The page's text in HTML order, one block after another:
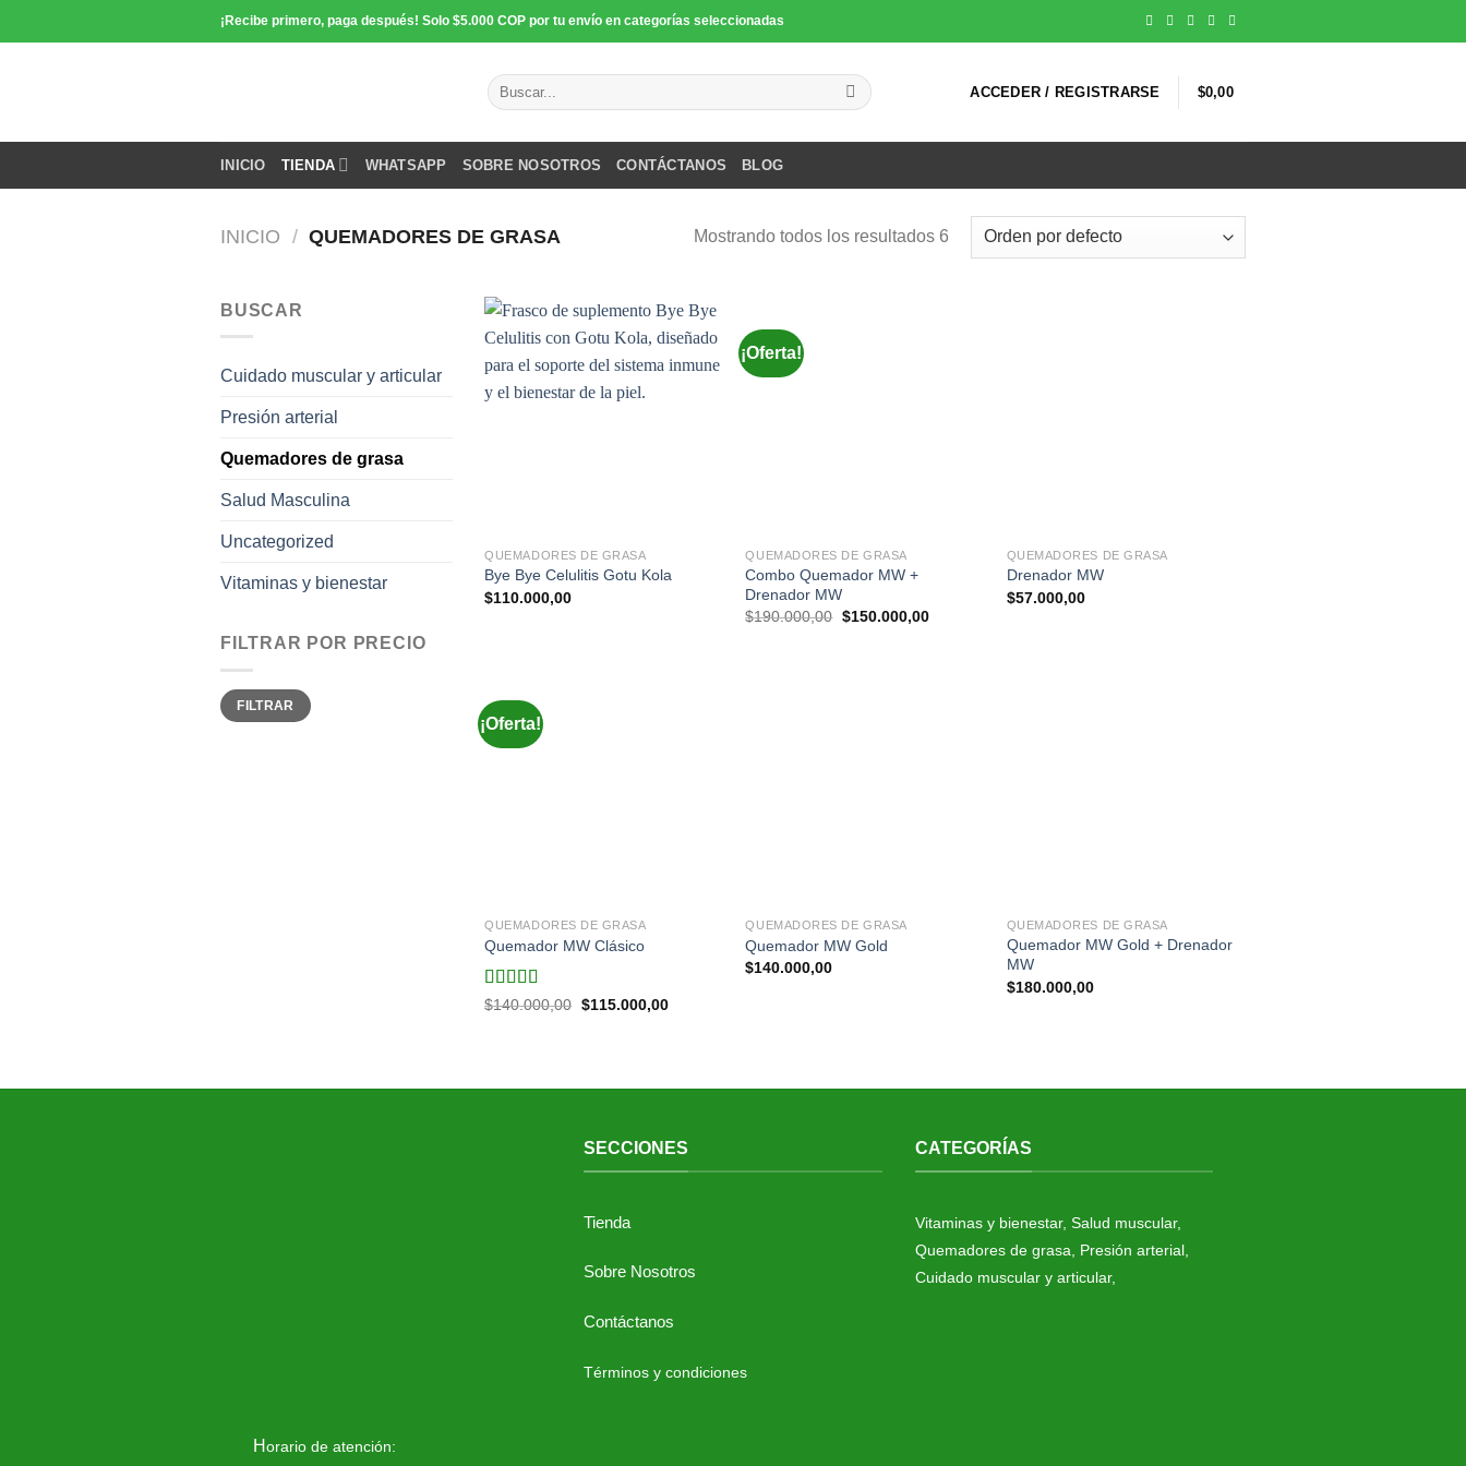
contenido
¡Recibe primero, paga después! Solo $5.000 COP por tu envío en categorías seleccionadas
Buscar
por:
ACCEDER / REGISTRARSE $0,00
INICIO TIENDA WHATSAPP SOBRE NOSOTROS CONTÁCTANOS BLOG
INICIO / QUEMADORES DE GRASA Mostrando todos los resultados 6
BUSCAR
Cuidado muscular y articular
Presión arterial
Quemadores de grasa
Salud Masculina
Uncategorized
Vitaminas y bienestar
FILTRAR POR PRECIO
Precio
mínimo
Precio
máximo
FILTRAR
QUEMADORES DE GRASA
Bye Bye Celulitis Gotu Kola
$110.000,00
¡Oferta!
QUEMADORES DE GRASA
Combo Quemador MW +
Drenador MW
$190.000,00 Original
$150.000,00Current
QUEMADORES DE GRASA
Drenador MW
$57.000,00
¡Oferta!
QUEMADORES DE GRASA
Quemador MW Clásico
Valorado en
$140.000,00 Original
$115.000,00Current
QUEMADORES DE GRASA
Quemador MW Gold
$140.000,00
QUEMADORES DE GRASA
Quemador MW Gold + Drenador
MW
$180.000,00
Horario de atención:
SECCIONES
Tienda
Sobre Nosotros
Contáctanos
Términos y condiciones
CATEGORÍAS
Vitaminas y bienestar, Salud muscular,
Quemadores de grasa
Presión arterial,
Cuidado muscular y articular,